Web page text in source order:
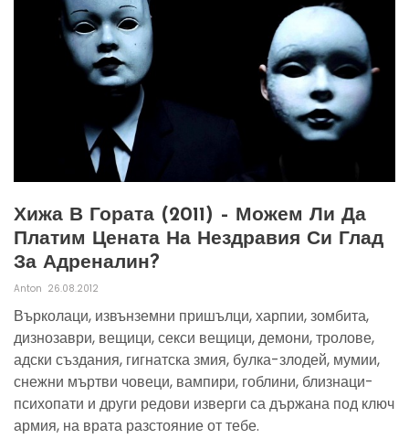
Хижа В Гората (2011) – Можем Ли Да
Платим Цената На Нездравия Си Глад
За Адреналин?
Anton 26.08.2012
Върколаци, извънземни пришълци, харпии, зомбита,
дизнозаври, вещици, секси вещици, демони, тролове,
адски създания, гигнатска змия, булка-злодей, мумии,
снежни мъртви човеци, вампири, гоблини, близнаци-
психопати и други редови изверги са държана под ключ
армия, на врата разстояние от тебе.